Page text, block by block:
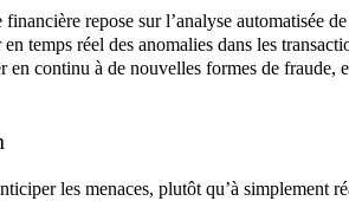
repose sur l’analyse automatisée
temps réel des anomalies dans les
en continu à de nouvelles formes de
les menaces, plutôt qu’à